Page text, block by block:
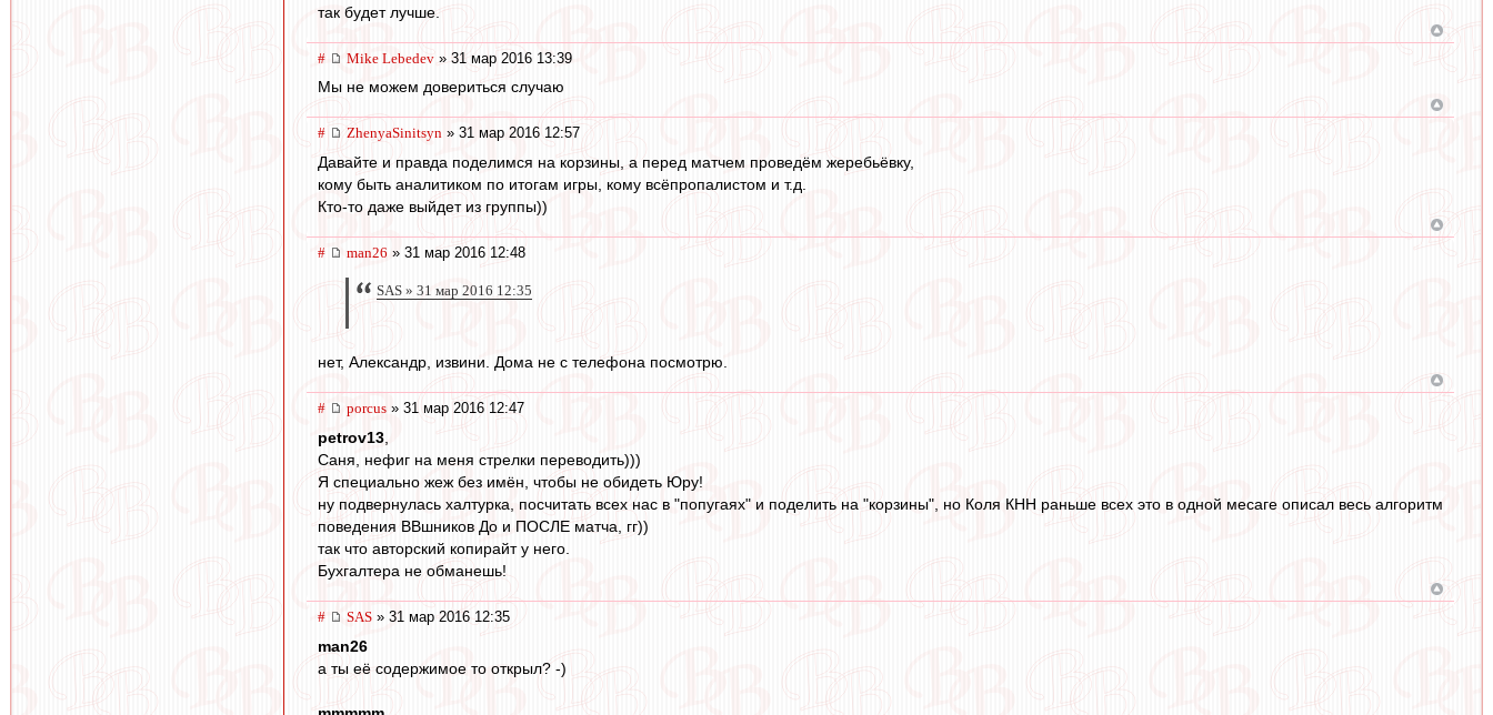
так будет лучше.
# Mike Lebedev » 31 мар 2016 13:39
Мы не можем довериться случаю
# ZhenyaSinitsyn » 31 мар 2016 12:57
Давайте и правда поделимся на корзины, а перед матчем проведём жеребьёвку,
кому быть аналитиком по итогам игры, кому всёпропалистом и т.д.
Кто-то даже выйдет из группы))
# man26 » 31 мар 2016 12:48
SAS » 31 мар 2016 12:35
нет, Александр, извини. Дома не с телефона посмотрю.
# porcus » 31 мар 2016 12:47
petrov13
Саня, нефиг на меня стрелки переводить)))
Я специально жеж без имён, чтобы не обидеть Юру!
ну подвернулась халтурка, посчитать всех нас в "попугаях" и поделить на "корзины", но Коля КНН раньше всех это в одной месаге описал весь алгоритм
поведения ВВшников До и ПОСЛЕ матча, гг))
так что авторский копирайт у него.
Бухгалтера не обманешь!
# SAS » 31 мар 2016 12:35
man26
а ты её содержимое то открыл? -)